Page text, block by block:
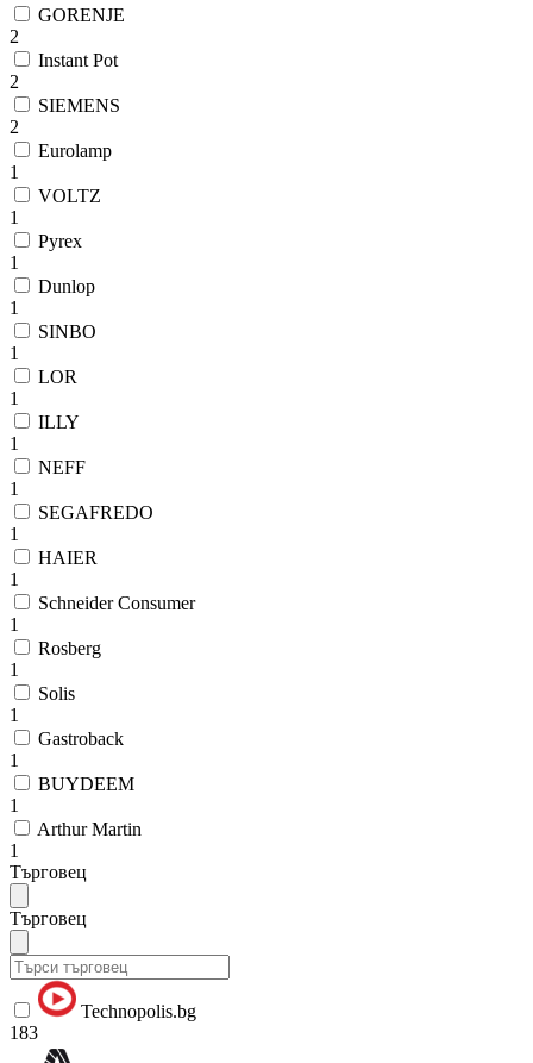
GORENJE
2
Instant Pot
2
SIEMENS
2
Eurolamp
1
VOLTZ
1
Pyrex
1
Dunlop
1
SINBO
1
LOR
1
ILLY
1
NEFF
1
SEGAFREDO
1
HAIER
1
Schneider Consumer
1
Rosberg
1
Solis
1
Gastroback
1
BUYDEEM
1
Arthur Martin
1
Търговец
Търговец
Technopolis.bg
183